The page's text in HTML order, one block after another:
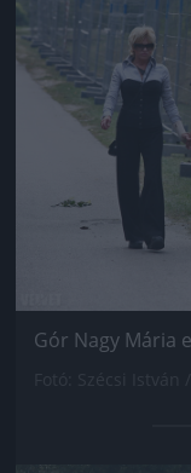
Gór Nagy Mária